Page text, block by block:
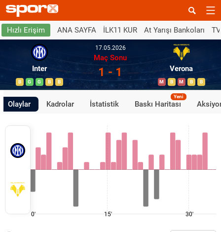
Hızlı Erişim ANA SAYFA İLK11 KUR At Yarışı Bankoları
Inter
B G G B B
17.05.2026
Maç Sonu
1 - 1 Verona
M B M B B
Olaylar Kadrolar İstatistik Baskı Haritası
Yeni
0' 15' 30'